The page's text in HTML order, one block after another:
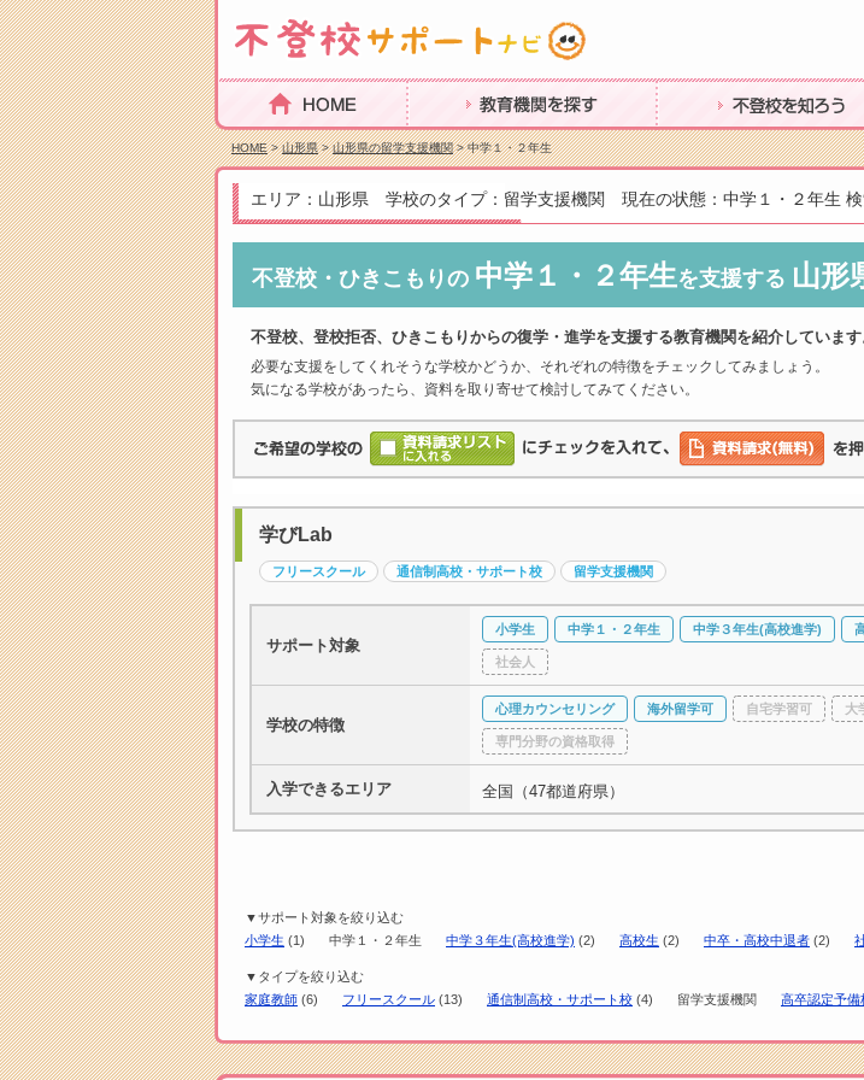
HOME 教育機関を探す 不登校を知ろう
HOME>山形県>山形県の留学支援機関> 中学１・２年生
エリア：山形県 学校のタイプ：留学支援機関 現在の状態：中学１・２年生
不登校・ひきこもりの 中学１・２年生を支援する 山形
不登校、登校拒否、ひきこもりからの復学・進学を支援する教育機関を紹介しています
必要な支援をしてくれそうな学校かどうか、それぞれの特徴をチェックしてみましょう。
気になる学校があったら、資料を取り寄せて検討してみてください。
学びLab
フリースクール 通信制高校・サポート校 留学支援機関
サポート対象
小学生 中学１・２年生 中学３年生(高校進学)
社会人
学校の特徴
心理カウンセリング 海外留学可 自宅学習可 大
専門分野の資格取得
入学できるエリア 全国（47都道府県）
▼サポート対象を絞り込む
小学生 (1) 中学１・２年生 中学３年生(高校進学) (2) 高校生 (2) 中卒・高校中退者 (2)
▼タイプを絞り込む
家庭教師 (6) フリースクール (13) 通信制高校・サポート校 (4) 留学支援機関 高卒認定予備